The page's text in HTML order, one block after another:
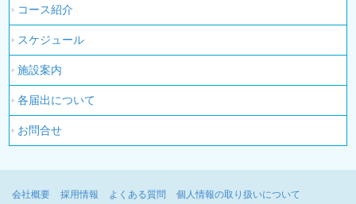
コース紹介
スケジュール
施設案内
各届出について
お問合せ
会社概要 採用情報 よくある質問 個人情報の取り扱いについて